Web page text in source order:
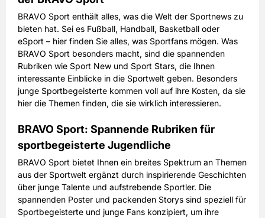
BRAVO Sport enthält alles, was die Welt der Sportnews zu
bieten hat. Sei es Fußball, Handball, Basketball oder
eSport – hier finden Sie alles, was Sportfans mögen. Was
BRAVO Sport besonders macht, sind die spannenden
Rubriken wie Sport New und Sport Stars, die Ihnen
interessante Einblicke in die Sportwelt geben. Besonders
junge Sportbegeisterte kommen voll auf ihre Kosten, da sie
hier die Themen finden, die sie wirklich interessieren.
BRAVO Sport: Spannende Rubriken für
sportbegeisterte Jugendliche
BRAVO Sport bietet Ihnen ein breites Spektrum an Themen
aus der Sportwelt ergänzt durch inspirierende Geschichten
über junge Talente und aufstrebende Sportler. Die
spannenden Poster und packenden Storys sind speziell für
Sportbegeisterte und junge Fans konzipiert, um ihre